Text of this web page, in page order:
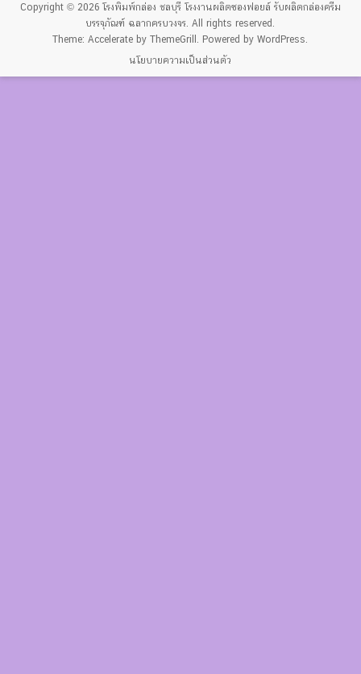
Copyright © 2026 โรงพิมพ์กล่อง ชลบุรี โรงงานผลิตซองฟอยล์ รับผลิตกล่องครีม
บรรจุภัณฑ์ ฉลากครบวงจร. All rights reserved.
Theme:Accelerate by ThemeGrill. Powered byWordPress.
นโยบายความเป็นส่วนตัว